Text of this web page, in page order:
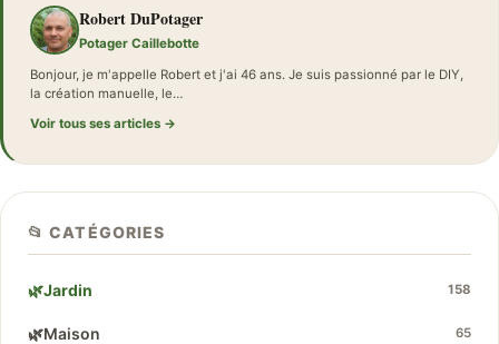
Robert DuPotager
Potager Caillebotte
Bonjour, je m'appelle Robert et j'ai 46 ans. Je suis passionné par le DIY,
la création manuelle, le…
Voir tous ses articles →
📂 CATÉGORIES
🌿Jardin 158
🌿Maison 65